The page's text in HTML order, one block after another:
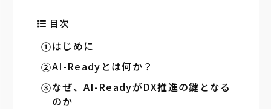
目次
はじめに
AI-Readyとは何か？
なぜ、AI-ReadyがDX推進の鍵となる
のか